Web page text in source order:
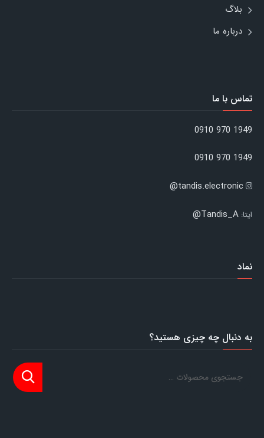
بلاگ
درباره ما
تماس با ما
1949 970 0910
1949 970 0910
tandis.electronic@
ایتا: Tandis_A@
نماد
به دنبال چه چیزی هستید؟